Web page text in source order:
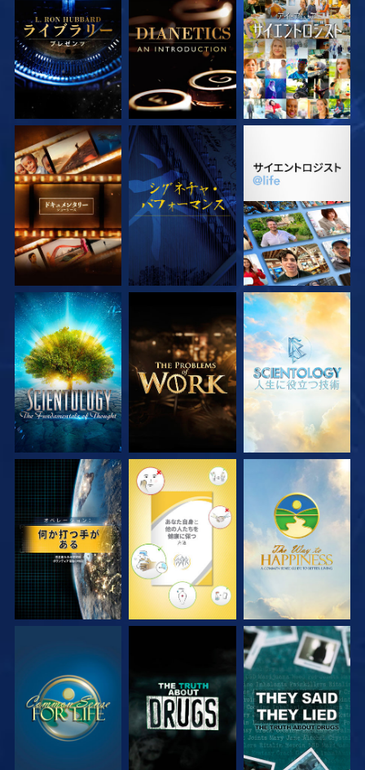
シリーズを探求 シリーズを探求 観る
シリーズを探求 観る シリーズを探求
シリーズを探求 シリーズを探求 シリーズを探求
観る 観る 観る
観る 観る 観る